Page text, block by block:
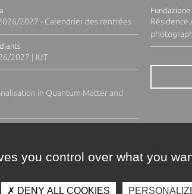
2027 - Calendrier des rentrées
2027 | IUT
in Quantum Matter and
Résidence
you control over what you
DENY ALL COOKIES